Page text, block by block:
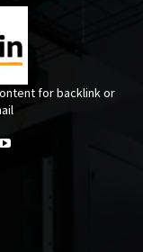
for backlink or